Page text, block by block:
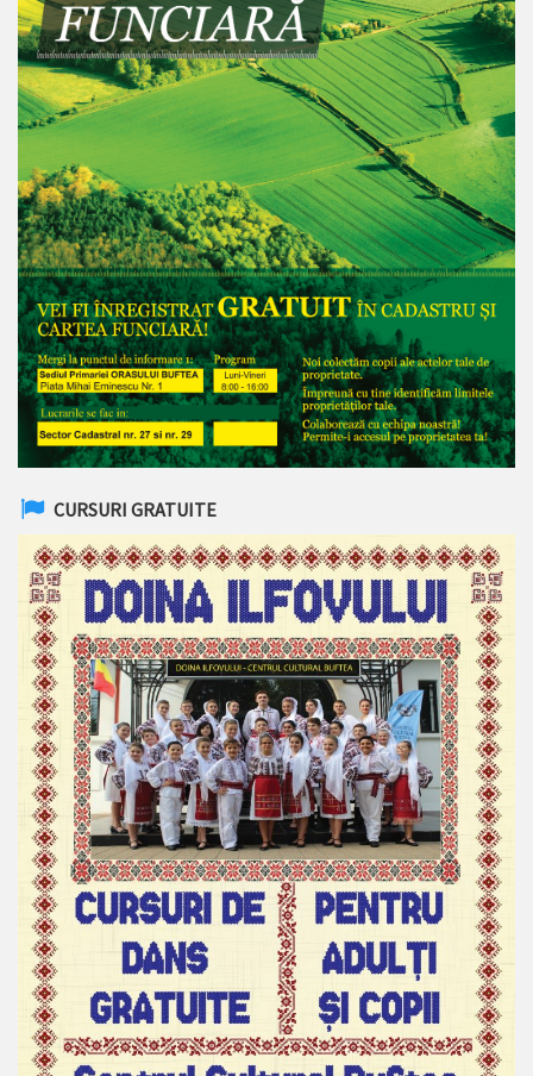
CURSURI GRATUITE